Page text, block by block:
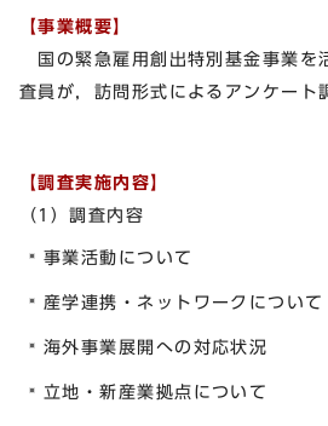
【事業概要】
国の緊急雇用創出特別基金事業を
査員が，訪問形式によるアンケート
【調査実施内容】
（1）調査内容
事業活動について
産学連携・ネットワークについて
海外事業展開への対応状況
立地・新産業拠点について